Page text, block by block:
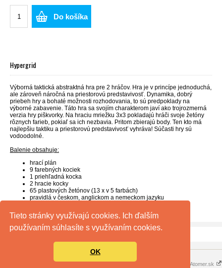
Tieto stránky využívajú cookies. Ich ďalším
používaním súhlasíte s využívaním cookies.
OK
Do košíka
Hypergrid
Výborná taktická abstraktná hra pre 2 hráčov. Hra je v princípe jednoduchá,
ale zároveň náročná na priestorovú predstavivosť. Dynamika, dobrý
priebeh hry a bohaté možnosti rozhodovania, to sú predpoklady na
výborné zabavenie. Táto hra sa svojím charakterom javí ako trojrozmerná
verzia hry piškvorky. Na hraciu mriežku 3x3 pokladajú hráči svoje žetóny
rôznych farieb, pokiaľ sa ich nezbavia. Pritom zbierajú body. Ten kto má
najlepšiu taktiku a priestorovú predstavivosť vyhráva! Súčasti hry sú
vodoodolné.
Balenie obsahuje:
hrací plán
9 farebných kociek
1 priehľadná kocka
2 hracie kocky
65 plastových žetónov (13 x v 5 farbách)
pravidlá v českom, anglickom a nemeckom jazyku
Copyright 2014 - 2026 © ToyPort.sk Prenájom e-shopov - Atomer.sk